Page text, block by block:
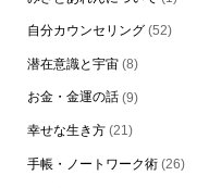
自分カウンセリング(52)
潜在意識と宇宙(8)
お金・金運の話(9)
幸せな生き方(21)
手帳・ノートワーク術(26)